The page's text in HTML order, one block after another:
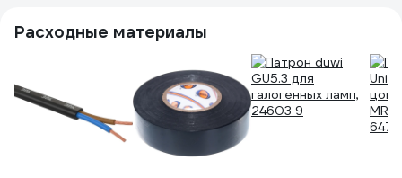
Расходные материалы